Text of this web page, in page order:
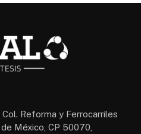
Col. Reforma y Ferrocarriles
México, CP 50070,